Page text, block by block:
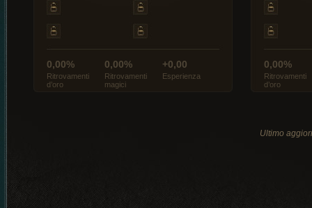
0,00%
Ritrovamenti
d’oro
0,00%
Ritrovamenti
magici
+0,00
Esperienza
0,00%
Ritrovamenti
d’oro
Ultimo